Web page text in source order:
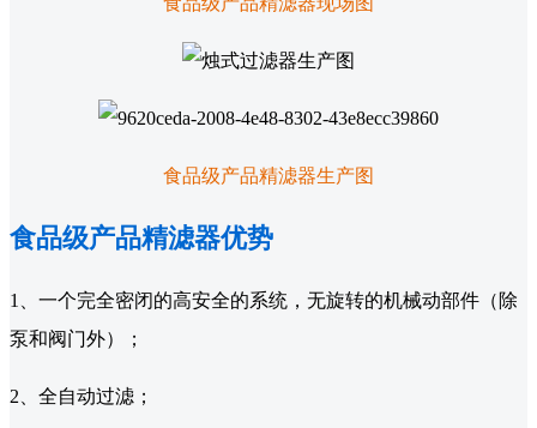
食品级产品精滤器生产图
食品级产品精滤器优势
1、一个完全密闭的高安全的系统，无旋转的机械动部件（除
泵和阀门外）；
2、全自动过滤；